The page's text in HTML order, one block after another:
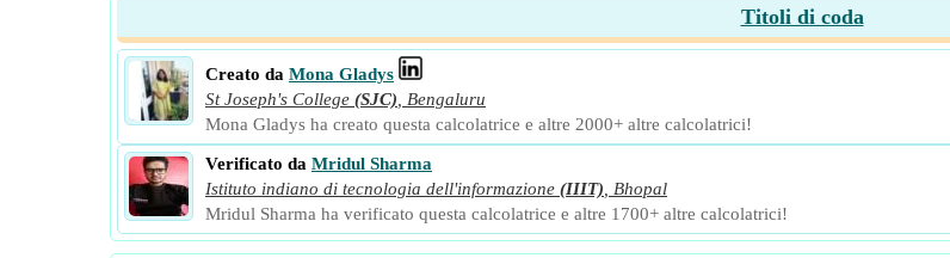
Titoli di coda
Creato da Mona Gladys
St Joseph's College (SJC)
Bengaluru
Mona Gladys ha creato questa calcolatrice e altre 2000+ altre calcolatrici!
Verificato da Mridul Sharma
Istituto indiano di tecnologia dell'informazione (IIIT)
Bhopal
Mridul Sharma ha verificato questa calcolatrice e altre 1700+ altre calcolatrici!